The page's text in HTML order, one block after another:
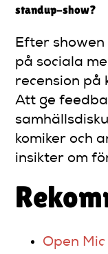
standup-show?
Efter
på sociala
recension på
Att ge
komiker och
insikter om
Open